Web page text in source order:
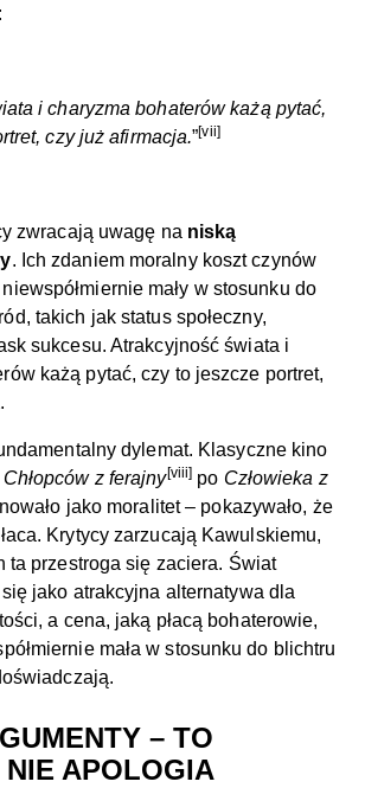
i charyzma bohaterów każą pytać,
czy już afirmacja.”[vii]
zwracają uwagę na niską
. Ich zdaniem moralny koszt czynów
mały w stosunku do
takich jak status społeczny,
sukcesu. Atrakcyjność świata i
każą pytać, czy to jeszcze portret,
dylemat. Klasyczne kino
Chłopców z ferajny[viii] po Człowieka z
jako moralitet – pokazywało, że
Krytycy zarzucają Kawulskiemu,
ta przestroga się zaciera. Świat
jako atrakcyjna alternatywa dla
a cena, jaką płacą bohaterowie,
mała w stosunku do blichtru
– TO
NIE APOLOGIA